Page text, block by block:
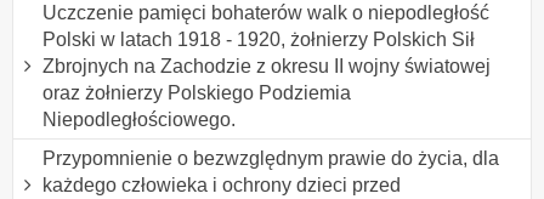
Uczczenie pamięci bohaterów walk o niepodległość
Polski w latach 1918 - 1920, żołnierzy Polskich Sił
Zbrojnych na Zachodzie z okresu II wojny światowej
oraz żołnierzy Polskiego Podziemia
Niepodległościowego.
Przypomnienie o bezwzględnym prawie do życia, dla
każdego człowieka i ochrony dzieci przed